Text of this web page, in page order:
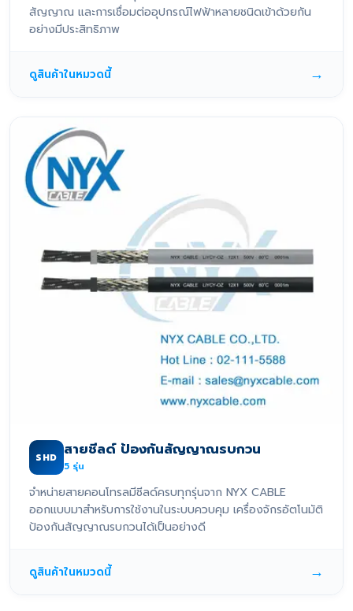
สัญญาณ และการเชื่อมต่ออุปกรณ์ไฟฟ้าหลายชนิดเข้าด้วยกัน
อย่างมีประสิทธิภาพ
ดูสินค้าในหมวดนี้ →
SHD สายชีลด์ ป้องกันสัญญาณรบกวน
5 รุ่น
จำหน่ายสายคอนโทรลมีชีลด์ครบทุกรุ่นจาก NYX CABLE
ออกแบบมาสำหรับการใช้งานในระบบควบคุม เครื่องจักรอัตโนมัติ
ป้องกันสัญญาณรบกวนได้เป็นอย่างดี
ดูสินค้าในหมวดนี้ →